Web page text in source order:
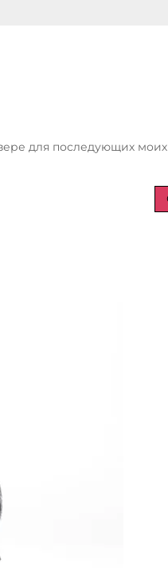
для последующих моих